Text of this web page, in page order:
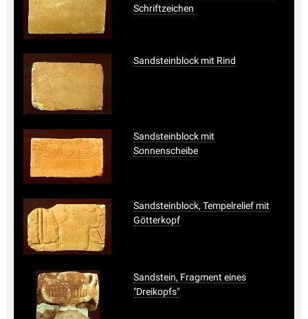
Schriftzeichen
Sandsteinblock mit Rind
Sandsteinblock mit
Sonnenscheibe
Sandsteinblock, Tempelrelief mit
Götterkopf
Sandstein, Fragment eines
"Dreikopfs"